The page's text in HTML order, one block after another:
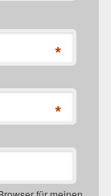
*
*